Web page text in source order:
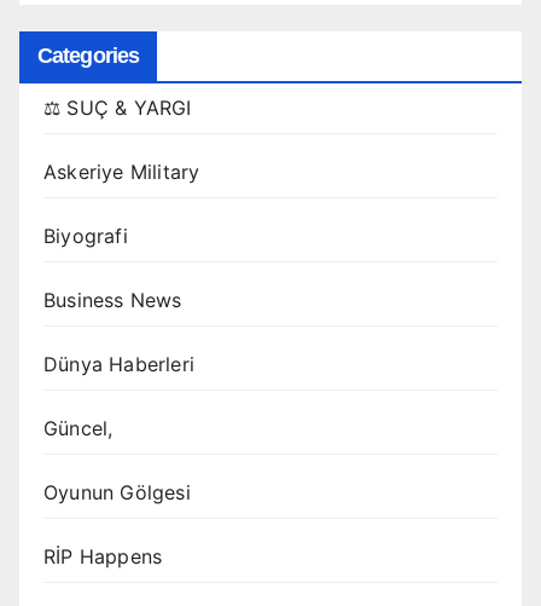
Categories
⚖️ SUÇ & YARGI
Askeriye Military
Biyografi
Business News
Dünya Haberleri
Güncel,
Oyunun Gölgesi
RİP Happens